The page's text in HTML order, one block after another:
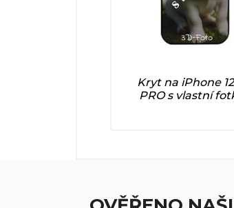
Kryt na iPhone 12
PRO s vlastní